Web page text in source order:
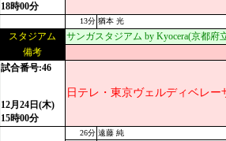
18時00分
13分 猶本 光
スタジアム
サンガスタジアム by Kyocera(京都府
備考
試合番号:46
12月24日(木)
15時00分
日テレ・東京ヴェルディベレー
26分 遠藤 純